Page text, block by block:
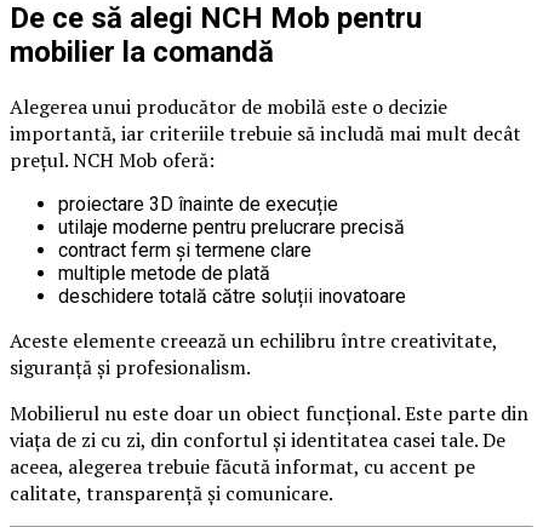
De ce să alegi NCH Mob pentru
mobilier la comandă
Alegerea unui producător de mobilă este o decizie
importantă, iar criteriile trebuie să includă mai mult decât
prețul. NCH Mob oferă:
proiectare 3D înainte de execuție
utilaje moderne pentru prelucrare precisă
contract ferm și termene clare
multiple metode de plată
deschidere totală către soluții inovatoare
Aceste elemente creează un echilibru între creativitate,
siguranță și profesionalism.
Mobilierul nu este doar un obiect funcțional. Este parte din
viața de zi cu zi, din confortul și identitatea casei tale. De
aceea, alegerea trebuie făcută informat, cu accent pe
calitate, transparență și comunicare.